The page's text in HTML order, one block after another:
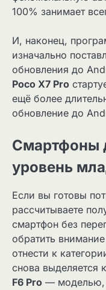
100% занимает
И, наконец,
изначально
обновления до
Poco X7 Pro
ещё более
обновление до
Смартфоны
уровень
Если вы готовы
рассчитываете
смартфон без
обратить
отнести к
снова выделяется
F6 Pro — моделью,